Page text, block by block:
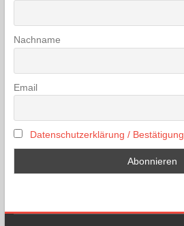
Nachname
Email
Datenschutzerklärung / Bestätigung